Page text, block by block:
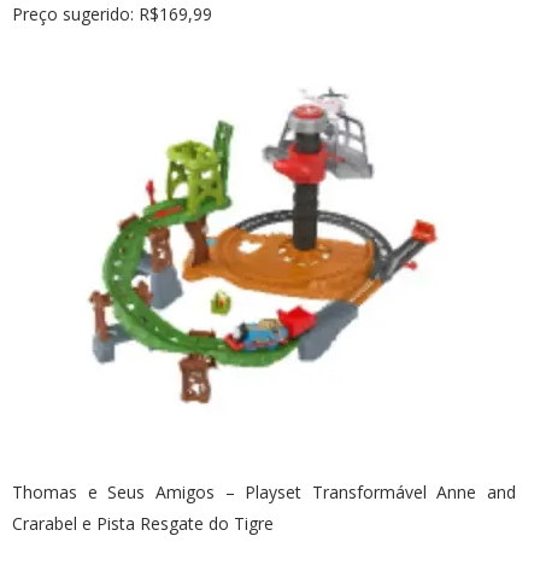
Preço sugerido: R$169,99
Thomas e Seus Amigos – Playset Transformável Anne and
Crarabel e Pista Resgate do Tigre